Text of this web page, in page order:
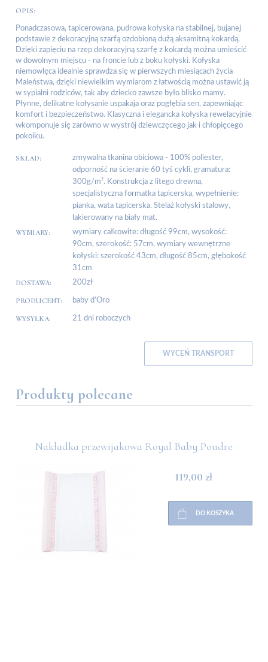
OPIS:
Ponadczasowa, tapicerowana, pudrowa kołyska na stabilnej, bujanej
podstawie z dekoracyjną szarfą ozdobioną dużą aksamitną kokardą.
Dzięki zapięciu na rzep dekoracyjną szarfę z kokardą można umieścić
w dowolnym miejscu - na froncie lub z boku kołyski. Kołyska
niemowlęca idealnie sprawdza się w pierwszych miesiącach życia
Maleństwa, dzięki niewielkim wymiarom z łatwością można ustawić ją
w sypialni rodziców, tak aby dziecko zawsze było blisko mamy.
Płynne, delikatne kołysanie uspakaja oraz pogłębia sen, zapewniając
komfort i bezpieczeństwo. Klasyczna i elegancka kołyska rewelacyjnie
wkomponuje się zarówno w wystrój dziewczęcego jak i chłopięcego
pokoiku.
SKŁAD:
zmywalna tkanina obiciowa - 100% poliester,
odporność na ścieranie 60 tyś cykli, gramatura:
300g/m². Konstrukcja z litego drewna,
specjalistyczna formatka tapicerska, wypełnienie:
pianka, wata tapicerska. Stelaż kołyski stalowy,
lakierowany na biały mat.
WYMIARY:
wymiary całkowite: długość 99cm, wysokość:
90cm, szerokość: 57cm, wymiary wewnętrzne
kołyski: szerokość 43cm, długość 85cm, głębokość
31cm
DOSTAWA: 200zł
PRODUCENT: baby d’Oro
WYSYŁKA: 21 dni roboczych
WYCEŃ TRANSPORT
Produkty polecane
Nakładka przewijakowa Royal Baby Poudre
119,00 zł
DO KOSZYKA